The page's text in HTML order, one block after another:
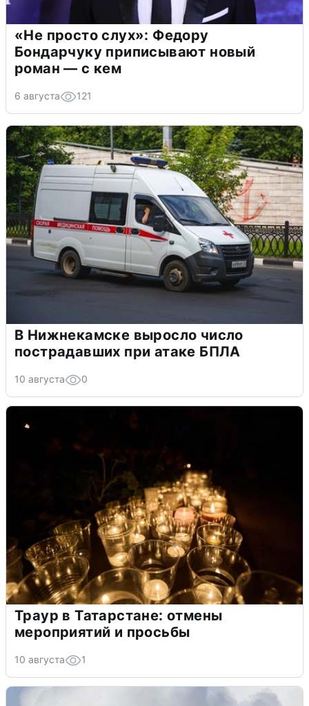
«Не просто слух»: Федору
Бондарчуку приписывают новый
роман — с кем
6 августа 121
В Нижнекамске выросло число
пострадавших при атаке БПЛА
10 августа 0
Траур в Татарстане: отмены
мероприятий и просьбы
10 августа 1